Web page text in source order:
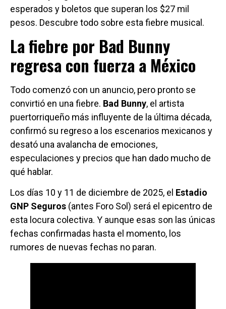
esperados y boletos que superan los $27 mil
pesos. Descubre todo sobre esta fiebre musical.
La fiebre por Bad Bunny
regresa con fuerza a México
Todo comenzó con un anuncio, pero pronto se
convirtió en una fiebre. Bad Bunny, el artista
puertorriqueño más influyente de la última década,
confirmó su regreso a los escenarios mexicanos y
desató una avalancha de emociones,
especulaciones y precios que han dado mucho de
qué hablar.
Los días 10 y 11 de diciembre de 2025, el Estadio
GNP Seguros (antes Foro Sol) será el epicentro de
esta locura colectiva. Y aunque esas son las únicas
fechas confirmadas hasta el momento, los
rumores de nuevas fechas no paran.